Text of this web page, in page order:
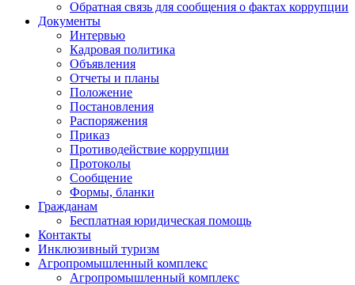
Обратная связь для сообщения о фактах коррупции
Документы
Интервью
Кадровая политика
Объявления
Отчеты и планы
Положение
Постановления
Распоряжения
Приказ
Противодействие коррупции
Протоколы
Сообщение
Формы, бланки
Гражданам
Бесплатная юридическая помощь
Контакты
Инклюзивный туризм
Агропромышленный комплекс
Агропромышленный комплекс